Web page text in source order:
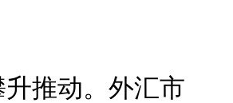
推动。外汇市